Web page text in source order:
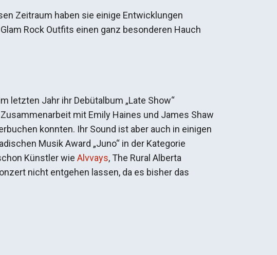
Zeitraum haben sie einige Entwicklungen
Rock Outfits einen ganz besonderen Hauch
letzten Jahr ihr Debütalbum „Late Show“
mit Emily Haines und James Shaw
konnten. Ihr Sound ist aber auch in einigen
Musik Award „Juno“ in der Kategorie
Künstler wie Alvvays, The Rural Alberta
nicht entgehen lassen, da es bisher das